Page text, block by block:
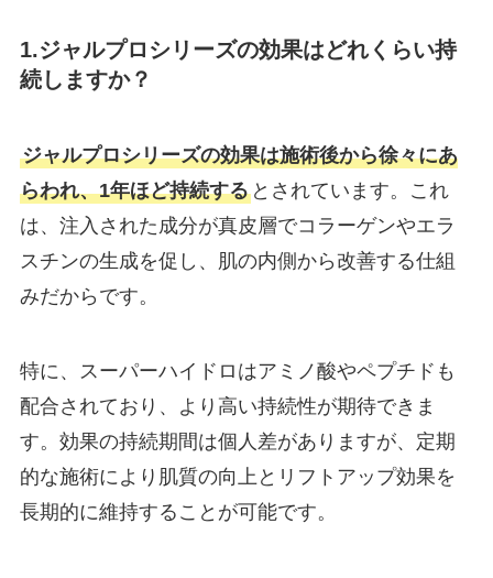
1.ジャルプロシリーズの効果はどれくらい持
続しますか？
ジャルプロシリーズの効果は施術後から徐々にあ
らわれ、1年ほど持続するとされています。これ
は、注入された成分が真皮層でコラーゲンやエラ
スチンの生成を促し、肌の内側から改善する仕組
みだからです。
特に、スーパーハイドロはアミノ酸やペプチドも
配合されており、より高い持続性が期待できま
す。効果の持続期間は個人差がありますが、定期
的な施術により肌質の向上とリフトアップ効果を
長期的に維持することが可能です。